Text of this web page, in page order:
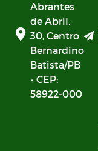
Abrantes
de Abril,
30, Centro
Bernardino
Batista/PB
- CEP:
58922-000